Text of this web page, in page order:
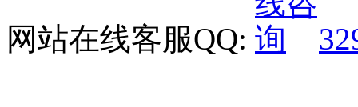
网站在线客服QQ: